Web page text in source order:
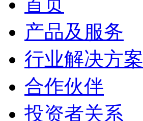
产品及服务
行业解决方案
合作伙伴
投资者关系